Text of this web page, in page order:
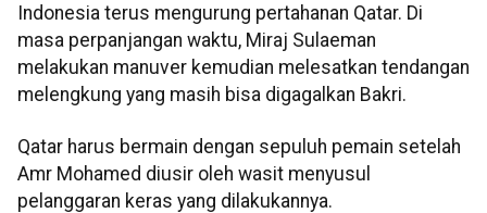
Indonesia terus mengurung pertahanan Qatar. Di
masa perpanjangan waktu, Miraj Sulaeman
melakukan manuver kemudian melesatkan tendangan
melengkung yang masih bisa digagalkan Bakri.
Qatar harus bermain dengan sepuluh pemain setelah
Amr Mohamed diusir oleh wasit menyusul
pelanggaran keras yang dilakukannya.